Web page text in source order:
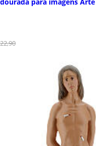
dourada para imagens